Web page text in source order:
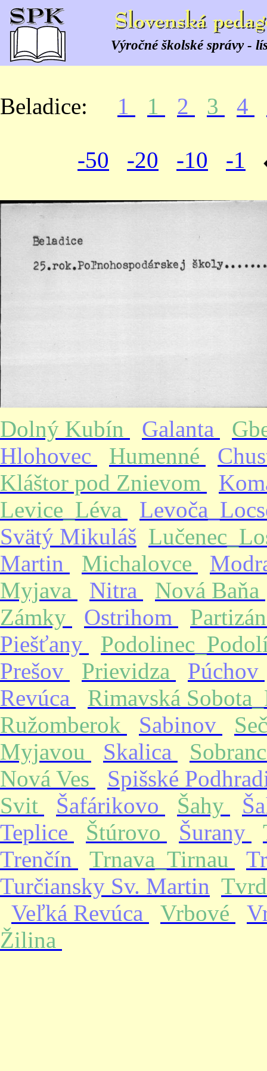
Výročné školské správy -
Beladice: 1 1 2 3 4
-50 -20 -10 -1
Dolný Kubín Galanta
Hlohovec
Humenné
Kláštor pod Znievom
Levice_Léva
Svätý Mikuláš
Martin
Michalovce
Myjava
Nitra
Nová Baňa
Zámky
Ostrihom
Piešťany
Prešov
Prievidza
Púchov
Revúca
Rimavská
Ružomberok
Sabinov
Myjavou
Skalica
Nová Ves
Spišské
Svit
Šafárikovo Šahy
Teplice
Štúrovo Šurany
Trenčín
Trnava_Tirnau
Turčiansky Sv. Martin
Veľká Revúca
Vrbové
Žilina